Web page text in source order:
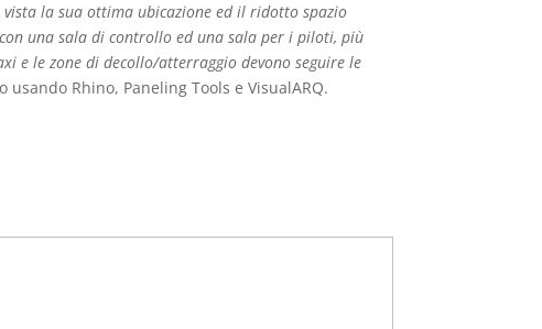
la sua ottima ubicazione ed il ridotto spazio
una sala di controllo ed una sala per i piloti, più
e le zone di decollo/atterraggio devono seguire le
Rhino, Paneling Tools e VisualARQ.